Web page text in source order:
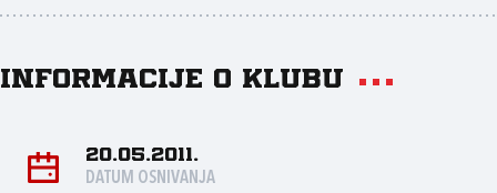
Informacije o klubu
20.05.2011.
DATUM OSNIVANJA